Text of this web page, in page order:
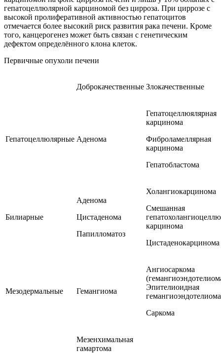
гепатоцеллюлярной карциномой без цирроза. При циррозе с
высокой пролиферативной активностью гепатоцитов
отмечается более высокий риск развития рака печени. Кроме
того, канцерогенез может быть связан с генетическим
дефектом определённого клона клеток.
Первичные опухоли печени
Доброкачественные Злокачественные
Гепатоцеллюлярные Аденома
Гепатоцеллюялярная
карцинома
Фиброламеллярная
карцинома
Гепатобластома
Билиарные
Аденома
Цистаденома
Папилломатоз
Холангиокарцинома
Смешанная
карцинома
Цистаденокарцинома
Мезодермальные Гемангиома
Ангиосаркома
Эпителиоидная
гемангиоэндотелиома
Саркома
Мезенхимальная
гамартома